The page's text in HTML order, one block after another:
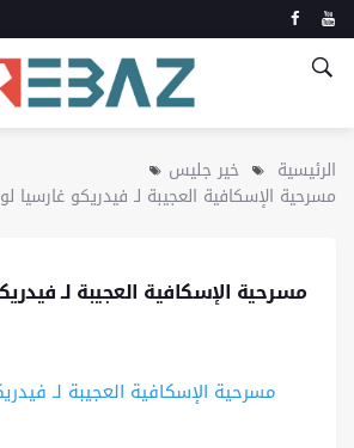
الرئيسية
خير جليس
مسرحية الإسكافية العجيبة لـ فيدريكو غارسيا
مسرحية الإسكافية العجيبة لـ